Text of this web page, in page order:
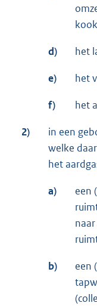
d) het
e) het
f) het
2)
in een
welke
het
a)
een
b)
een